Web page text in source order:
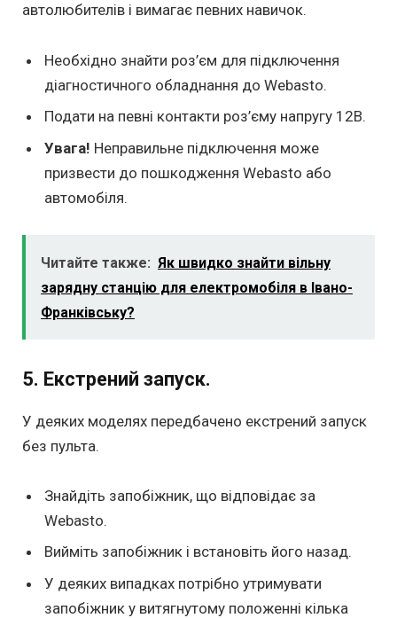
автолюбителів і вимагає певних навичок.
Необхідно знайти роз’єм для підключення
діагностичного обладнання до Webasto.
Подати на певні контакти роз’єму напругу 12В.
Увага! Неправильне підключення може
призвести до пошкодження Webasto або
автомобіля.
Читайте также: Як швидко знайти вільну
зарядну станцію для електромобіля в Івано-
Франківську?
5. Екстрений запуск.
У деяких моделях передбачено екстрений запуск
без пульта.
Знайдіть запобіжник, що відповідає за
Webasto.
Вийміть запобіжник і встановіть його назад.
У деяких випадках потрібно утримувати
запобіжник у витягнутому положенні кілька